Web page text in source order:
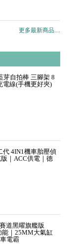
更多最新商品....
芽自拍棒 三腳架 8
電線(手機更好夾)
代 4IN1機車胎壓偵
｜ACC供電｜德
道黑曜旗艦版
能｜25MM大氣缸
電霸